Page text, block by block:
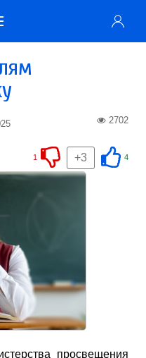
2702
4
+3
1
просвещения